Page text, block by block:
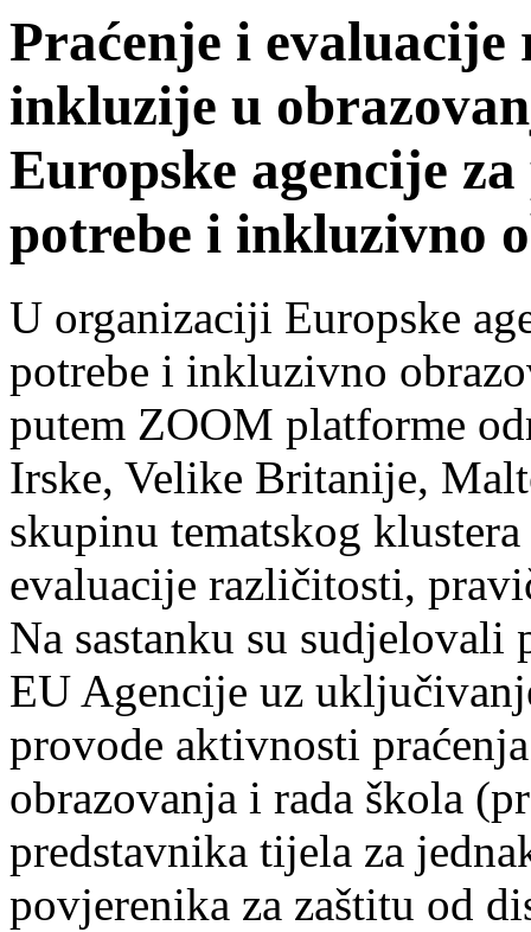
Praćenje i
inkluzije u
Europske agencije
potrebe i inkluzivno
U organizaciji Europske
potrebe i inkluzivno
putem ZOOM platforme
Irske, Velike Britanije,
skupinu tematskog
evaluacije različitosti,
Na sastanku su
EU Agencije uz
provode aktivnosti
obrazovanja i rada škola
predstavnika tijela za
povjerenika za zaštitu od